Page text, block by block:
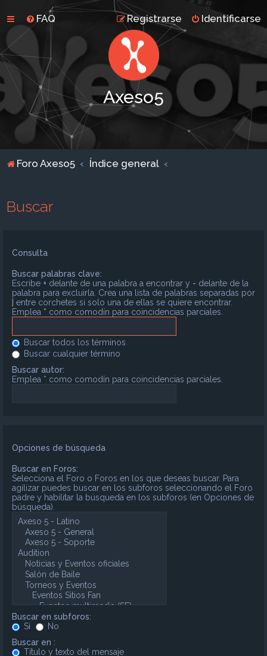
FAQ Identificarse
Registrarse
Axeso5
Foro Axeso5 Índice general
Buscar
Consulta
Buscar palabras clave:
Escribe + delante de una palabra a encontrar y - delante de la
palabra para excluirla. Crea una lista de palabras separadas por
entre corchetes si solo una de ellas se quiere encontrar.
Emplea * como comodín para coincidencias parciales.
Buscar todos los términos
Buscar cualquier término
Buscar autor:
Emplea * como comodín para coincidencias parciales.
Opciones de búsqueda
Buscar en Foros:
Selecciona el Foro o Foros en los que deseas buscar. Para
agilizar puedes buscar en los subforos seleccionando el Foro
padre y habilitar la búsqueda en los subforos (en Opciones de
búsqueda).
Buscar en subforos:
Sí
No
Buscar en :
Título y texto del mensaje